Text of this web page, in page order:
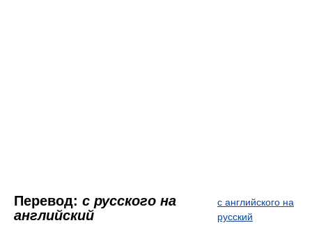
Перевод: с русского на
английский
с английского на
русский